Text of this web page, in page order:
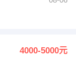
4000-5000元